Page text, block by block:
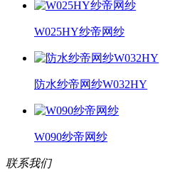
W025HY纱帝网纱
防水纱帝网纱W032HY
W090纱帝网纱
联系我们